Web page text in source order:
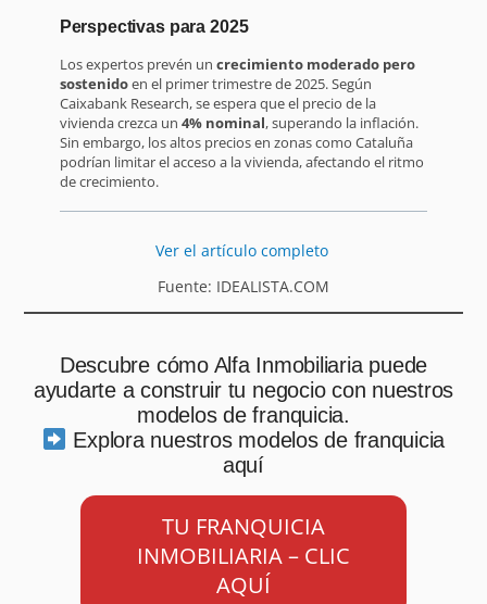
Perspectivas para 2025
Los expertos prevén un crecimiento moderado pero
sostenidoen el primer trimestre de 2025. Según
Caixabank Research, se espera que el precio de la
vivienda crezca un 4% nominal, superando la inflación.
Sin embargo, los altos precios en zonas como Cataluña
podrían limitar el acceso a la vivienda, afectando el ritmo
de crecimiento.
Ver el artículo completo
Fuente: IDEALISTA.COM
Descubre cómo Alfa Inmobiliaria puede
ayudarte a construir tu negocio con nuestros
modelos de franquicia.
Explora nuestros modelos de franquicia
aquí
TU FRANQUICIA
INMOBILIARIA – CLIC
AQUÍ